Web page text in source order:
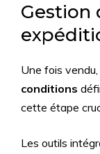
Gestion
Une fois vendu,
conditions
cette étape
Les outils